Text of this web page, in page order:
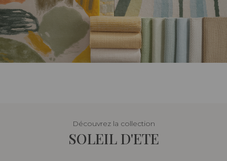
Découvrez la collection
SOLEIL D'ETE